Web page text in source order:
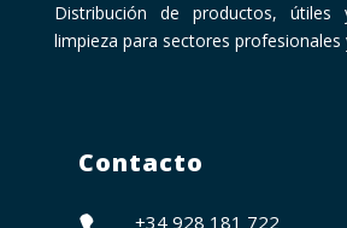
Distribución de productos, útiles
limpieza para sectores profesionales
Contacto
+34 928 181 722